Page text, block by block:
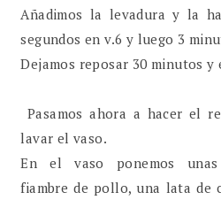
Añadimos la levadura y la
segundos en v.6 y luego 3
Dejamos reposar 30 minutos y
Pasamos ahora a hacer el
lavar el vaso.
En el vaso ponemos
fiambre de pollo, una lata de